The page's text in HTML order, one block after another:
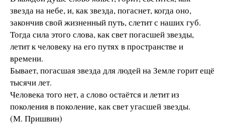
звезда на небе, и, как звезда, погаснет, когда оно,
закончив свой жизненный путь, слетит с наших губ.
Тогда сила этого слова, как свет погасшей звезды,
летит к человеку на его путях в пространстве и
времени.
Бывает, погасшая звезда для людей на Земле горит ещё
тысячи лет.
Человека того нет, а слово остаётся и летит из
поколения в поколение, как свет угасшей звезды.
(М. Пришвин)